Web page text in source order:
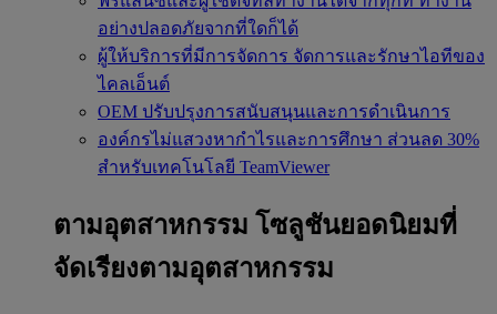
อย่างปลอดภัยจากที่ใดก็ได้
ผู้ให้บริการที่มีการจัดการ จัดการและรักษาไอทีของ
ไคลเอ็นต์
OEM ปรับปรุงการสนับสนุนและการดำเนินการ
องค์กรไม่แสวงหากำไรและการศึกษา ส่วนลด 30%
สำหรับเทคโนโลยี TeamViewer
ตามอุตสาหกรรม โซลูชันยอดนิยมที่
จัดเรียงตามอุตสาหกรรม